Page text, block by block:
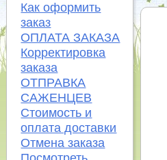
Как оформить
заказ
ОПЛАТА ЗАКАЗА
Корректировка
заказа
ОТПРАВКА
САЖЕНЦЕВ
Стоимость и
оплата доставки
Отмена заказа